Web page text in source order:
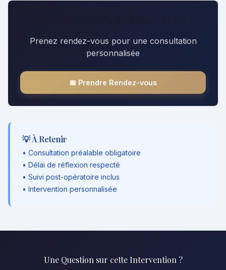
Prenez rendez-vous pour une consultation
personnalisée
📅 Prendre Rendez-vous
💡 À Retenir
• Consultation préalable obligatoire
• Délai de réflexion respecté
• Suivi post-opératoire inclus
• Intervention personnalisée
Une Question sur cette Intervention ?